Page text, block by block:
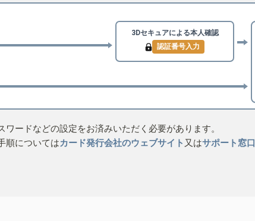
3Dセキュアによる本人確認
認証番号入力
ードなどの設定をお済みいただく必要があります。
順についてはカード発行会社のウェブサイト 又はサポート窓口